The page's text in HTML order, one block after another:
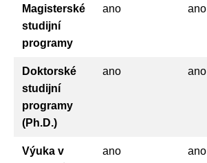
Magisterské
studijní
programy
ano ano
Doktorské
studijní
programy
(Ph.D.)
ano ano
Výuka v
ano ano